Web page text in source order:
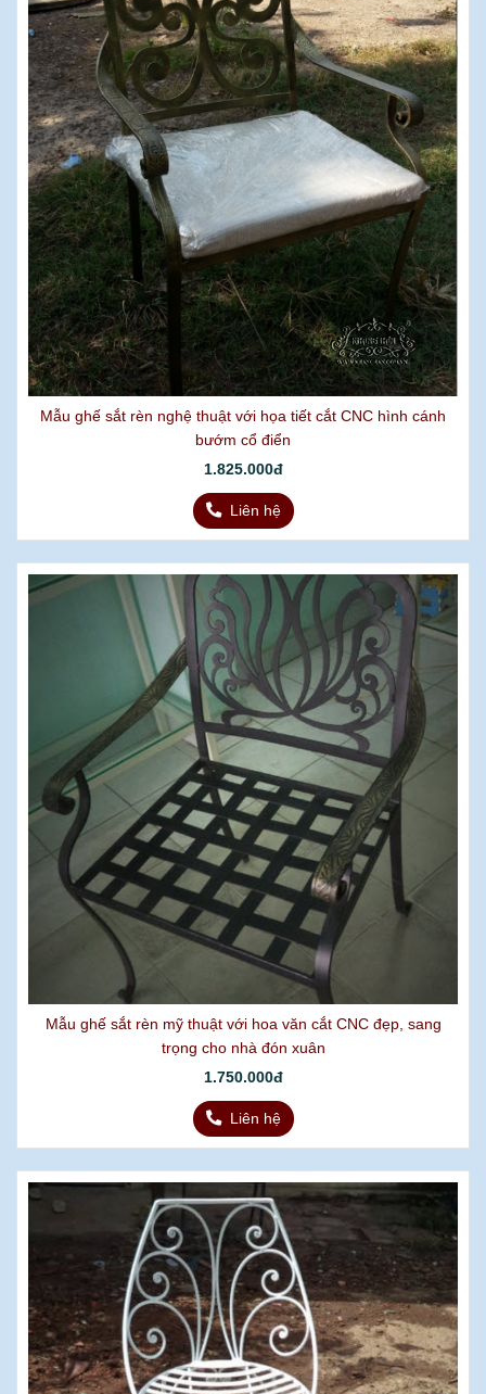
Mẫu ghế sắt rèn nghệ thuật với họa tiết cắt CNC hình cánh
bướm cổ điển
1.825.000đ
Liên hệ
Mẫu ghế sắt rèn mỹ thuật với hoa văn cắt CNC đẹp, sang
trọng cho nhà đón xuân
1.750.000đ
Liên hệ